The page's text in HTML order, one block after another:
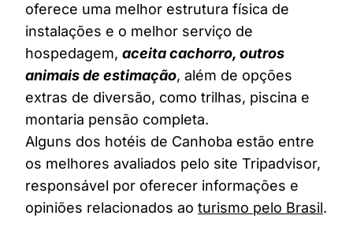
oferece uma melhor estrutura física de
instalações e o melhor serviço de
hospedagem, aceita cachorro, outros
animais de estimação, além de opções
extras de diversão, como trilhas, piscina e
montaria pensão completa.
Alguns dos hotéis de Canhoba estão entre
os melhores avaliados pelo site Tripadvisor,
responsável por oferecer informações e
opiniões relacionados ao turismo pelo Brasil.